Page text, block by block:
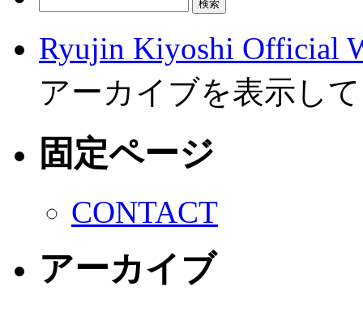
Ryujin Kiyoshi Official
アーカイブを表示し
固定ページ
CONTACT
アーカイブ